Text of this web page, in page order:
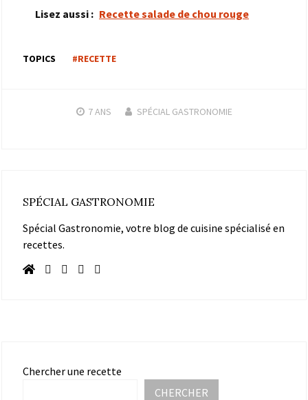
Lisez aussi : Recette salade de chou rouge
TOPICS #RECETTE
7 ANS SPÉCIAL GASTRONOMIE
SPÉCIAL GASTRONOMIE
Spécial Gastronomie, votre blog de cuisine spécialisé en
recettes.
Chercher une recette
CHERCHER